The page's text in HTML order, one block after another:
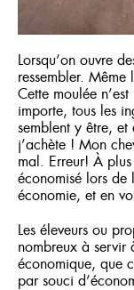
Lorsqu’on ouvre
ressembler. Même
Cette moulée
importe, tous les
semblent y être,
j’achète ! Mon
mal. Erreur! À
économisé lors de
économie, et en
Les éleveurs ou
nombreux à servir
économique, que
par souci